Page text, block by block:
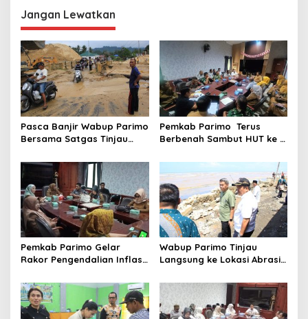
g
a
s
i
p
o
s
Jangan Lewatkan
Pasca Banjir Wabup Parimo
Bersama Satgas Tinjau
Sungai di Desa Air Panas
Pemkab Parimo Terus
Berbenah Sambut HUT ke –
2026
Pemkab Parimo Gelar
Rakor Pengendalian Inflasi
Kemendagri RI
Wabup Parimo Tinjau
Langsung ke Lokasi Abrasi